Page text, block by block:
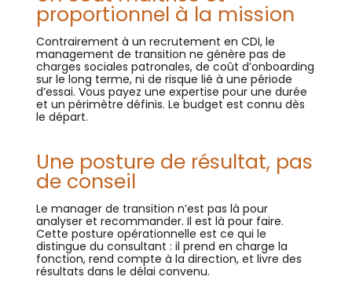
proportionnel à la mission
Contrairement à un recrutement en CDI, le
management de transition ne génère pas de
charges sociales patronales, de coût d’onboarding
sur le long terme, ni de risque lié à une période
d’essai. Vous payez une expertise pour une durée
et un périmètre définis. Le budget est connu dès
le départ.
Une posture de résultat, pas
de conseil
Le manager de transition n’est pas là pour
analyser et recommander. Il est là pour faire.
Cette posture opérationnelle est ce qui le
distingue du consultant : il prend en charge la
fonction, rend compte à la direction, et livre des
résultats dans le délai convenu.